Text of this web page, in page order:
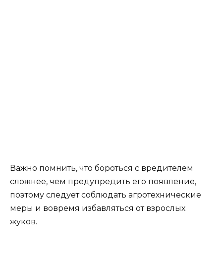
Важно помнить, что бороться с вредителем
сложнее, чем предупредить его появление,
поэтому следует соблюдать агротехнические
меры и вовремя избавляться от взрослых
жуков.